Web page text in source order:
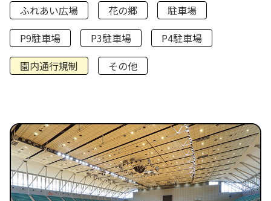
ふれあい広場
花の郷
駐車場
P9駐車場
P3駐車場
P4駐車場
園内通行規制
その他